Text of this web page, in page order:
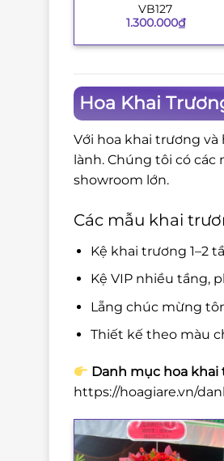
VB127
1.300.000₫
Hoa Khai
Với hoa khai trương
lành. Chúng tôi có
showroom lớn.
Các mẫu khai
Kệ khai trương 1–2
Kệ VIP nhiều tầng,
Lẵng chúc mừng
Thiết kế theo màu
Danh mục hoa khai
https://hoagiare.vn/